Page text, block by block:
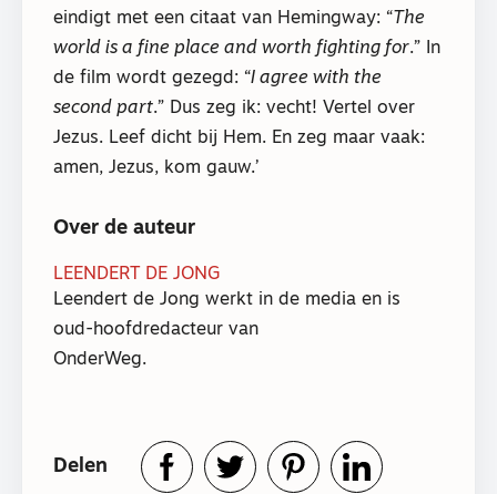
eindigt met een citaat van Hemingway: “The
world is a fine place and worth fighting for.” In
de film wordt gezegd: “I agree with the
second part.” Dus zeg ik: vecht! Vertel over
Jezus. Leef dicht bij Hem. En zeg maar vaak:
amen, Jezus, kom gauw.’
Over de auteur
LEENDERT DE JONG
Leendert de Jong werkt in de media en is
oud-hoofdredacteur van
OnderWeg.
Delen